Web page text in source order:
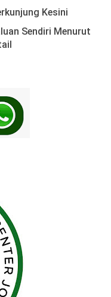
Kesini
Sendiri Menurut